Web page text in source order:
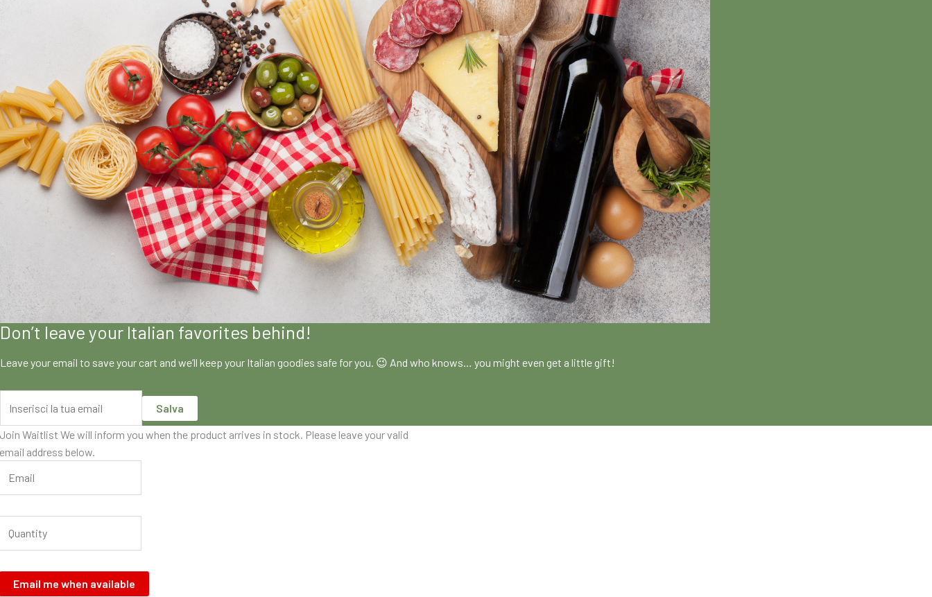
Don’t leave your Italian favorites behind!
Leave your email to save your cart and we’ll keep your Italian goodies safe for you. 😉 And who knows… you might even get a little gift!
Salva
Join Waitlist We will inform you when the product arrives in stock. Please leave your valid
email address below.
Email me when available